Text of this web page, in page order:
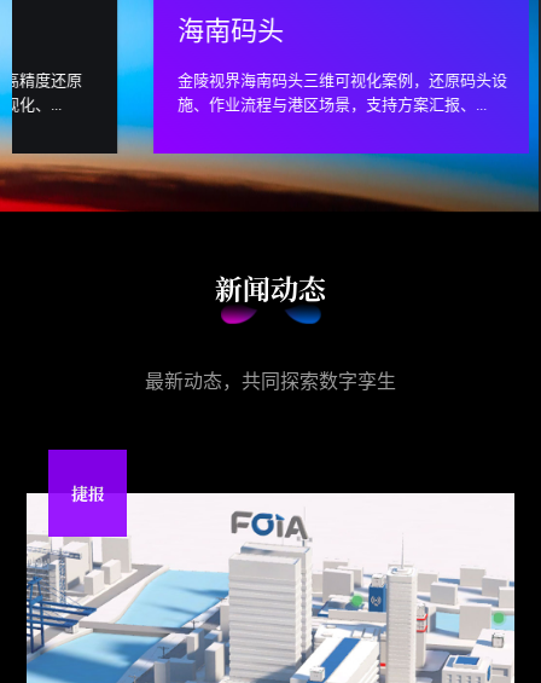
金陵视界海南码头三维可视化案例，还原码头设
施、作业流程与港区场景，支持方案汇报、...
金陵视界
览、功能
新闻动态
最新动态，共同探索数字孪生
捷报